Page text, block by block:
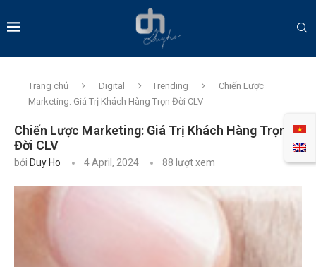
Trang chủ Digital Trending
Chiến Lược
Marketing: Giá Trị Khách Hàng Trọn Đời CLV
Chiến Lược Marketing: Giá Trị Khách Hàng Trọn
Đời CLV
bởi Duy Ho 4 April, 2024 88 lượt xem